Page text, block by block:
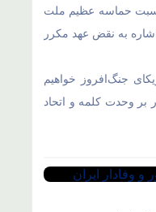
حماسه عظیم ملت
اشاره به نقض عهد مکرر
جنگ‌افروز خواهیم
بر وحدت کلمه و اتحاد